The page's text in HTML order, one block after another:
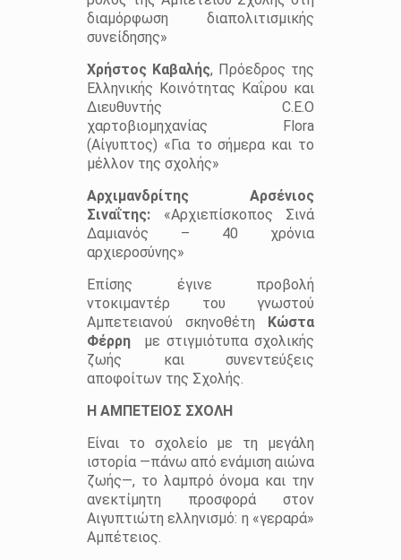
διαμόρφωση διαπολιτισμικής
συνείδησης»
Χρήστος Καβαλής, Πρόεδρος της
Ελληνικής Κοινότητας Καΐρου και
Διευθυντής C.E.O
χαρτοβιομηχανίας Flora
(Αίγυπτος) «Για το σήμερα και το
μέλλον της σχολής»
Αρχιμανδρίτης Αρσένιος
Σιναΐτης: «Αρχιεπίσκοπος Σινά
Δαμιανός – 40 χρόνια
αρχιεροσύνης»
Επίσης έγινε προβολή
ντοκιμαντέρ του γνωστού
Αμπετειανού σκηνοθέτη
Κώστα
Φέρρη
με στιγμιότυπα σχολικής
ζωής και συνεντεύξεις
αποφοίτων της Σχολής.
Η ΑΜΠΕΤΕΙΟΣ ΣΧΟΛΗ
Είναι το σχολείο με τη μεγάλη
ιστορία ―πάνω από ενάμιση αιώνα
ζωής―, το λαμπρό όνομα και την
ανεκτίμητη προσφορά στον
Αιγυπτιώτη ελληνισμό: η «γεραρά»
Αμπέτειος.